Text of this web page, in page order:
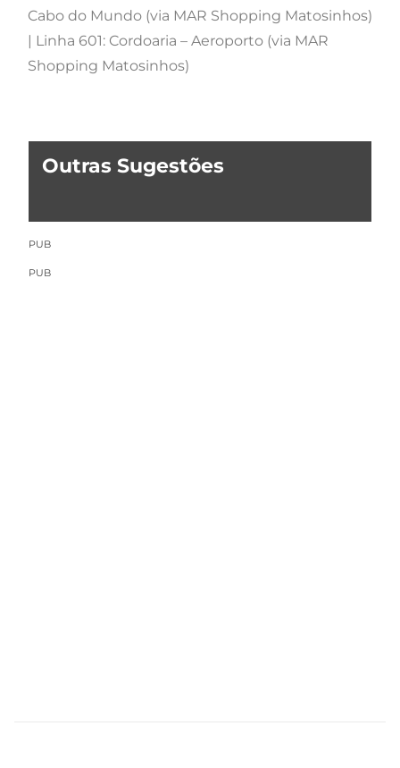
Cabo do Mundo (via MAR Shopping Matosinhos)
| Linha 601: Cordoaria – Aeroporto (via MAR
Shopping Matosinhos)
Outras Sugestões
PUB
PUB